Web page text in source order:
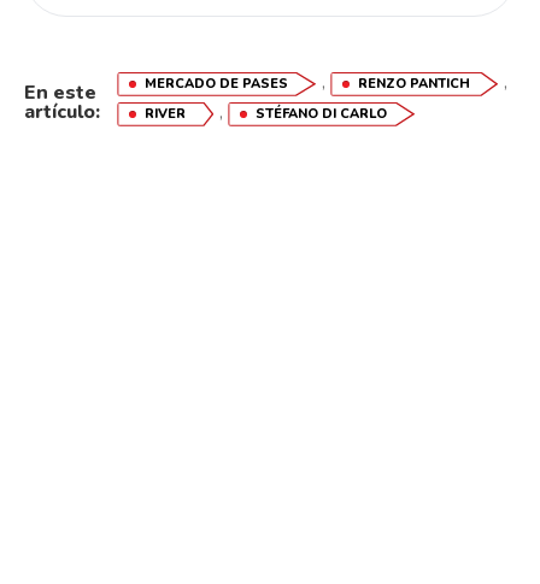
En este
artículo:
MERCADO DE PASES , RENZO PANTICH ,
RIVER , STÉFANO DI CARLO